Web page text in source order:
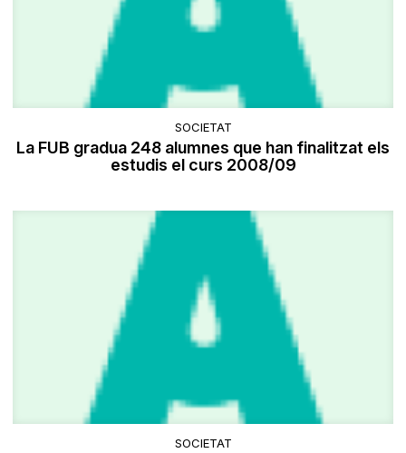
SOCIETAT
La FUB gradua 248 alumnes que han finalitzat els
estudis el curs 2008/09
SOCIETAT